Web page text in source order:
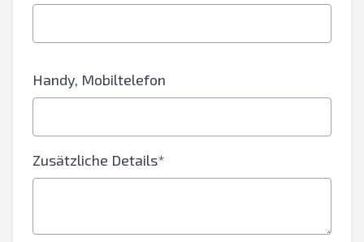
Handy, Mobiltelefon
Zusätzliche Details*